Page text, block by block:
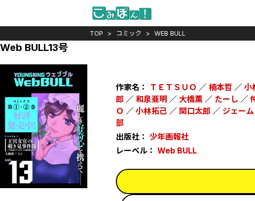
TOP コミック WEB BULL
Web BULL13号
作家名： ＴＥＴＳＵＯ ／ 楠本哲 ／ 小
郎 ／ 和泉亜明 ／ 大橋薫 ／ たーし ／
Ｏ ／ 小林拓己 ／ 関口太郎 ／ ジェー
部
出版社： 少年画報社
レーベル： Web BULL